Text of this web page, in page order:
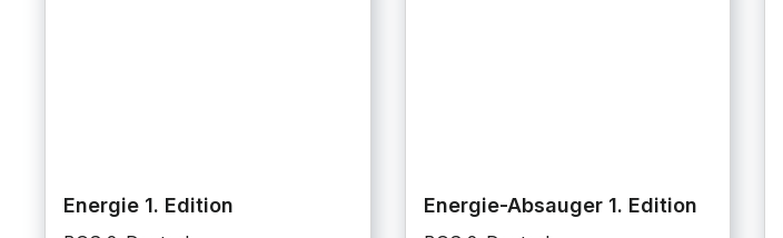
Energie 1. Edition Energie-Absauger 1. Edition